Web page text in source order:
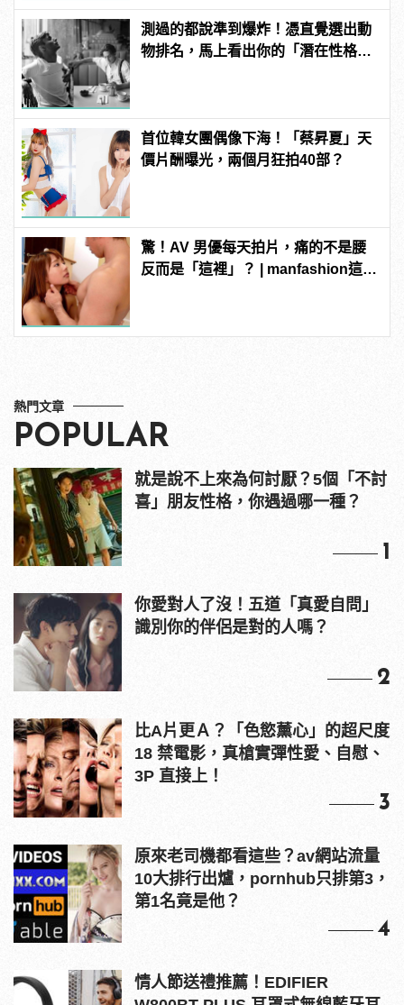
測過的都說準到爆炸！憑直覺選出動
物排名，馬上看出你的「潛在性格與
首位韓女團偶像下海！「蔡昇夏」天
價片酬曝光，兩個月狂拍40部？
驚！AV 男優每天拍片，痛的不是腰
反而是「這裡」？ | manfashion這樣
熱門文章
POPULAR
就是說不上來為何討厭？5個「不討
喜」朋友性格，你遇過哪一種？
1
你愛對人了沒！五道「真愛自問」
識別你的伴侶是對的人嗎？
2
比A片更Ａ？「色慾薰心」的超尺度
18 禁電影，真槍實彈性愛、自慰、
3P 直接上！
3
原來老司機都看這些？av網站流量
10大排行出爐，pornhub只排第3，
第1名竟是他？
4
情人節送禮推薦！EDIFIER